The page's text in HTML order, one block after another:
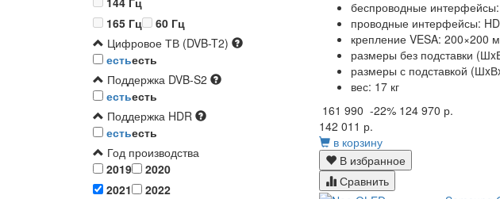
165 Гц
60 Гц
Цифровое ТВ (DVB-T2)
естьесть
Поддержка DVB-S2
естьесть
Поддержка HDR
естьесть
Год производства
2019
2020
2021
2022
беспроводные
проводные интерфейсы:
крепление VESA: 200×200
размеры без подставки
размеры с подставкой
вес: 17 кг
161 990 -22% 124 970 р.
142 011 р.
в корзину
В избранное
Сравнить